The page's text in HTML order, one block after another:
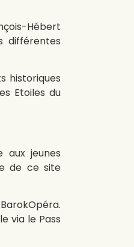
Hébert
différentes
historiques
Etoiles du
aux jeunes
de ce site
via le Pass